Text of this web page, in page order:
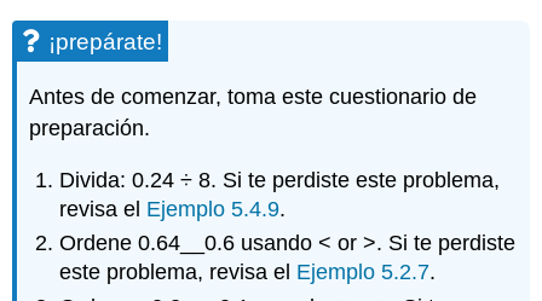
¡prepárate!
Antes de comenzar, toma este cuestionario de
preparación.
Divida: 0.24 ÷ 8. Si te perdiste este problema,
revisa el Ejemplo 5.4.9.
Ordene 0.64__0.6 usando < or >. Si te perdiste
este problema, revisa el Ejemplo 5.2.7.